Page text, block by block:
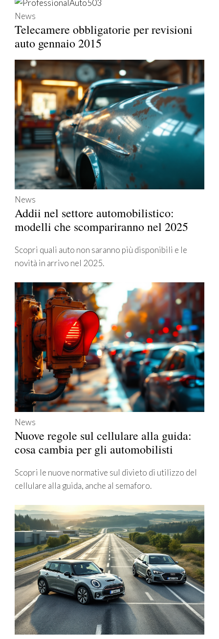
News
Telecamere obbligatorie per revisioni
auto gennaio 2015
News
Addii nel settore automobilistico:
modelli che scompariranno nel 2025
Scopri quali auto non saranno più disponibili e le
novità in arrivo nel 2025.
News
Nuove regole sul cellulare alla guida:
cosa cambia per gli automobilisti
Scopri le nuove normative sul divieto di utilizzo del
cellulare alla guida, anche al semaforo.